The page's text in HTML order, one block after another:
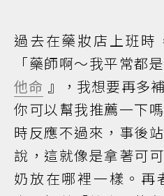
過去在藥妝店上班時
「藥師啊～我平常都
他命 』，我想要再多
你可以幫我推薦一下
時反應不過來，事後
說，這就像是拿著可
奶放在哪裡一樣。再